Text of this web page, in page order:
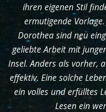
ihren eigenen Stil
ermutigende
Dorothea sind neu
geliebte Arbeit mit
Insel. Anders als vorher,
effektiv. Eine solche
ein volles und erfülltes
Lesen ein